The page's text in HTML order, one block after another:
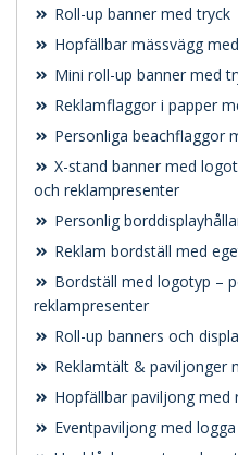
Roll-up banner med tryck
Hopfällbar mässvägg
Mini roll-up banner med
Reklamflaggor i papper
Personliga beachflaggor
X-stand banner med
och reklampresenter
Personlig
Reklam bordställ med
Bordställ med logotyp –
reklampresenter
Roll-up banners och
Reklamtält & paviljonger
Hopfällbar paviljong med
Eventpaviljong med logga